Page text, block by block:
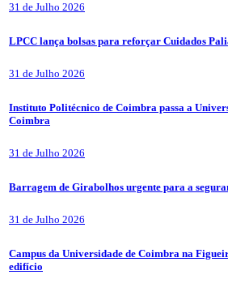
31 de Julho 2026
LPCC lança bolsas para reforçar Cuidados
31 de Julho 2026
Instituto Politécnico de Coimbra passa a
Coimbra
31 de Julho 2026
Barragem de Girabolhos urgente para a
31 de Julho 2026
Campus da Universidade de Coimbra na
edifício